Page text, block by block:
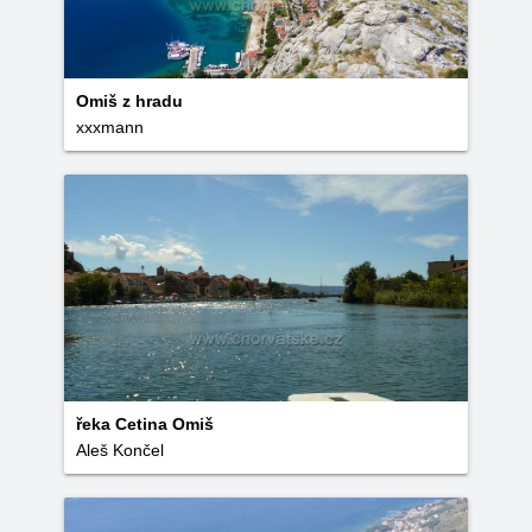
Omiš z hradu
xxxmann
řeka Cetina Omiš
Aleš Končel